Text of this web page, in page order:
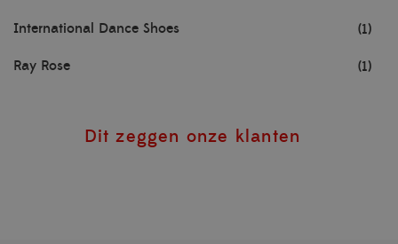
International Dance Shoes (1)
Ray Rose (1)
Dit zeggen onze klanten